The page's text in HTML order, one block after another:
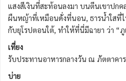
แสงสีเงินที่สะท้อนลงมา บนตีนเขาปก
ผืนหญ้าที่เหมือนดั่งที่นอน, ธารน้ำใสที่
กับยุโรปตอนใต้, ทำให้ที่นี่มีฉายา ว่า “
เที่ยง
รับประทานอาหารกลางวัน ณ ภัตตาคาร
บ่าย